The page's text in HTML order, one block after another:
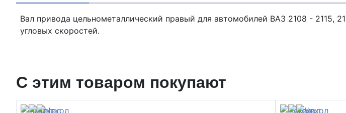
Вал привода цельнометаллический правый для автомобилей ВАЗ 2108 -
угловых скоростей.
С этим товаром покупают